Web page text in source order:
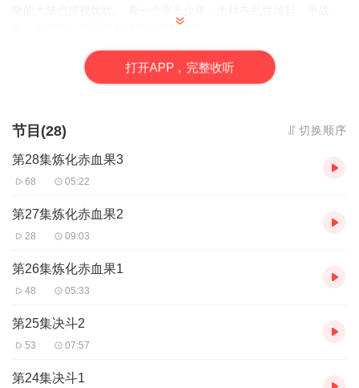
乱，御外敌，谱写他史诗般的光辉传奇
打开APP，完整收听
节目(28) 切换顺序
第28集炼化赤血果3
68 05:22
第27集炼化赤血果2
28 09:03
第26集炼化赤血果1
48 05:33
第25集决斗2
53 07:57
第24集决斗1